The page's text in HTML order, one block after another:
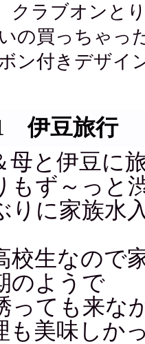
クラブオンと
の買っちゃっ
ン付きデザイ
伊豆旅行
母と伊豆に
もず～っと
りに家族水
校生なので
のようで
っても来な
も美味しか